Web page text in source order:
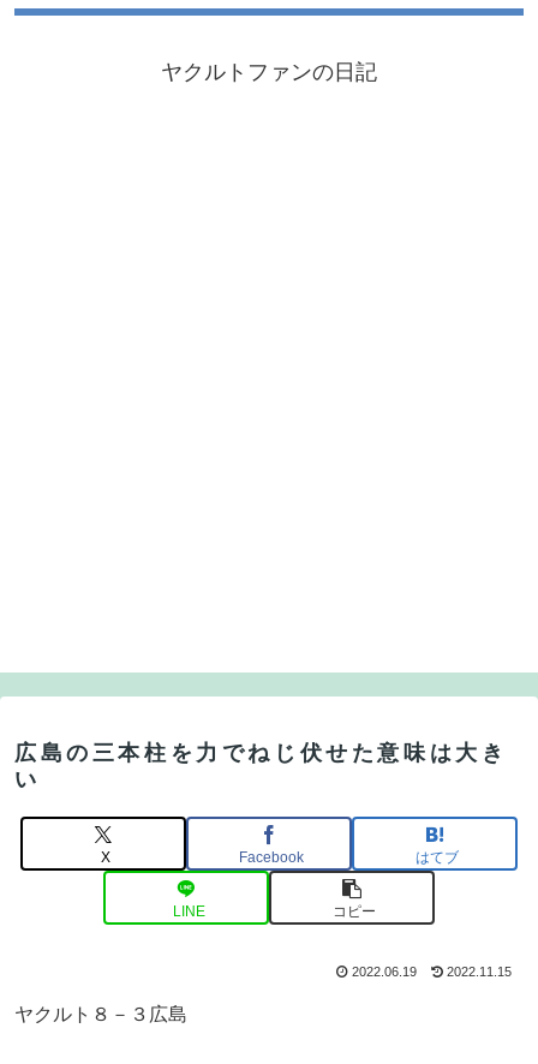
ヤクルトファンの日記
広島の三本柱を力でねじ伏せた意味は大き
い
X Facebook はてブ
LINE コピー
2022.06.19 2022.11.15
ヤクルト８－３広島